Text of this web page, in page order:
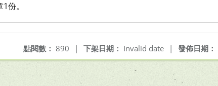
份。
發佈日期：
下架日期： Invalid date |
點閱數： 890 |